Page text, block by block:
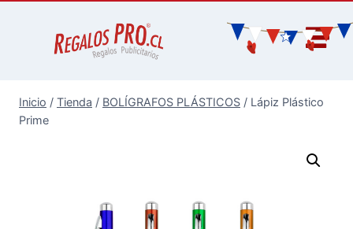
Inicio / Tienda / BOLÍGRAFOS PLÁSTICOS / Lápiz Plástico
Prime